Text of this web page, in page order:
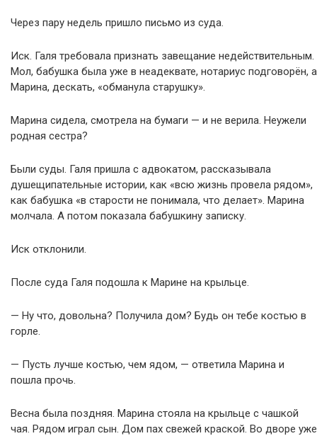
Через пару недель пришло письмо из суда.
Иск. Галя требовала признать завещание недействительным.
Мол, бабушка была уже в неадеквате, нотариус подговорён, а
Марина, дескать, «обманула старушку».
Марина сидела, смотрела на бумаги — и не верила. Неужели
родная сестра?
Были суды. Галя пришла с адвокатом, рассказывала
душещипательные истории, как «всю жизнь провела рядом»,
как бабушка «в старости не понимала, что делает». Марина
молчала. А потом показала бабушкину записку.
Иск отклонили.
После суда Галя подошла к Марине на крыльце.
— Ну что, довольна? Получила дом? Будь он тебе костью в
горле.
— Пусть лучше костью, чем ядом, — ответила Марина и
пошла прочь.
Весна была поздняя. Марина стояла на крыльце с чашкой
чая. Рядом играл сын. Дом пах свежей краской. Во дворе уже